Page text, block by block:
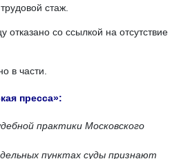
стаж.
со ссылкой на отсутствие
в части.
пресса»:
практики Московского
пунктах суды признают